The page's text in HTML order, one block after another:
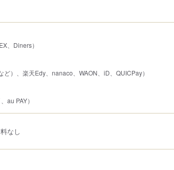
、Diners）
ど）、楽天Edy、nanaco、WAON、iD、QUICPay）
au PAY）
なし